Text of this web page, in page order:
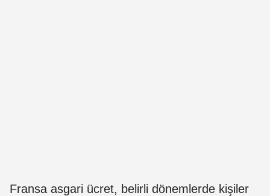
Fransa asgari ücret, belirli dönemlerde kişiler